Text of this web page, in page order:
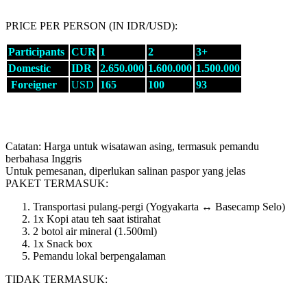
PRICE PER PERSON (IN IDR/USD):
Participants CUR 1 2
3+
Domestic
IDR 2.650.000 1.600.000 1.500.000
Foreigner
USD 165 100 93
Catatan: Harga untuk wisatawan asing, termasuk pemandu
berbahasa Inggris
Untuk pemesanan, diperlukan salinan paspor yang jelas
PAKET TERMASUK:
Transportasi pulang-pergi (Yogyakarta ↔ Basecamp Selo)
1x Kopi atau teh saat istirahat
2 botol air mineral (1.500ml)
1x Snack box
Pemandu lokal berpengalaman
TIDAK TERMASUK: